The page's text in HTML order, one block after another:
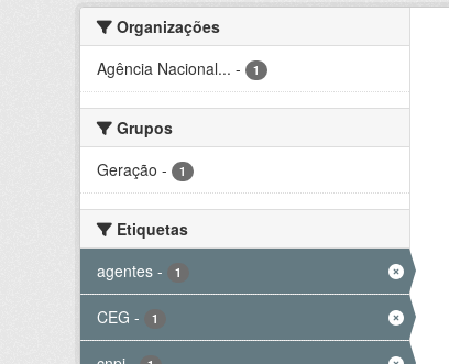
Organizações
Agência Nacional... - 1
Grupos
Geração - 1
Etiquetas
agentes - 1
CEG - 1